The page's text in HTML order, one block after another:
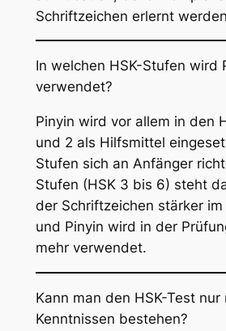
Schriftzeichen erlernt
In welchen HSK-Stufen wird
verwendet?
Pinyin wird vor allem in den
und 2 als Hilfsmittel
Stufen sich an Anfänger
Stufen (HSK 3 bis 6) steht
der Schriftzeichen stärker
und Pinyin wird in der
mehr verwendet.
Kann man den HSK-Test
Kenntnissen bestehen?